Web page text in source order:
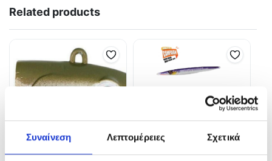
Συναίνεση Λεπτομέρειες Σχετικά
Related products